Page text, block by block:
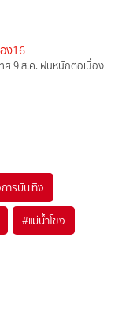
ง16
ศ 9 ส.ค. ฝนหนักต่อเนื่อง
ารบันเทิง
#แม่น้ำโขง